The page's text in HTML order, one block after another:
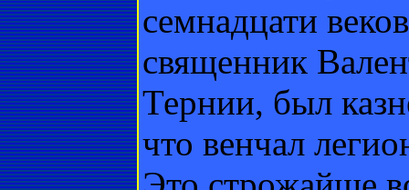
семнадцати
священник
Тернии, был
что венчал